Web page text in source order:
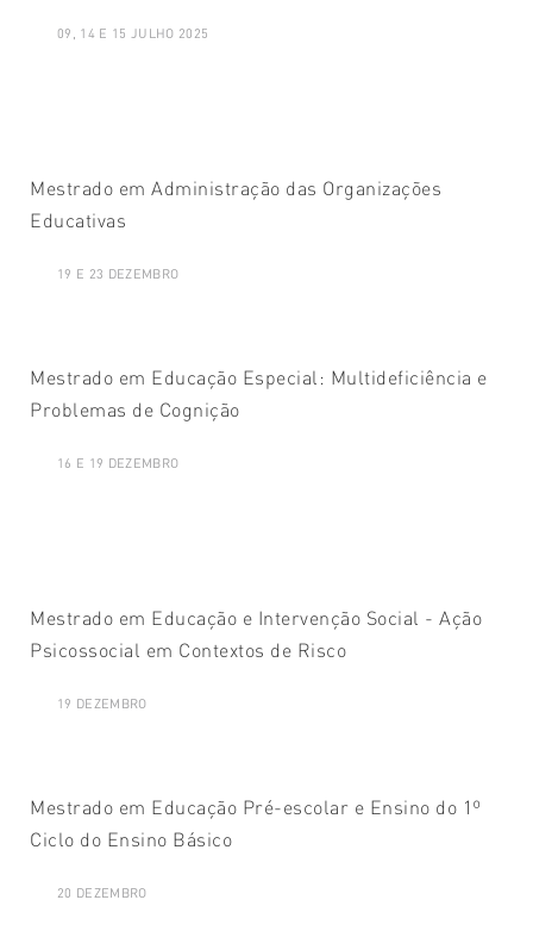
09, 14 E 15 JULHO 2025
Mestrado em Administração das Organizações
Educativas
19 E 23 DEZEMBRO
Mestrado em Educação Especial: Multideficiência e
Problemas de Cognição
16 E 19 DEZEMBRO
Mestrado em Educação e Intervenção Social - Ação
Psicossocial em Contextos de Risco
19 DEZEMBRO
Mestrado em Educação Pré-escolar e Ensino do 1º
Ciclo do Ensino Básico
20 DEZEMBRO